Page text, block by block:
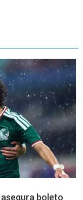
boleto